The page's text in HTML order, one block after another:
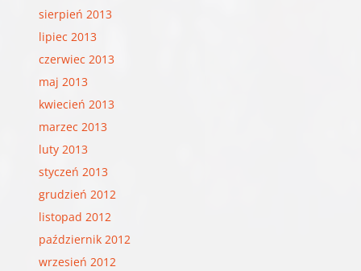
sierpień 2013
lipiec 2013
czerwiec 2013
maj 2013
kwiecień 2013
marzec 2013
luty 2013
styczeń 2013
grudzień 2012
listopad 2012
październik 2012
wrzesień 2012